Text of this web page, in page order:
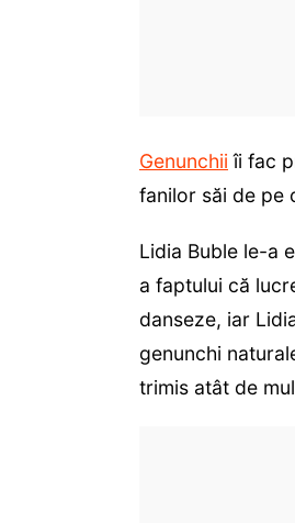
Genunchii îi fac
fanilor săi de pe
Lidia Buble le-a
a faptului că
danseze, iar
genunchi
trimis atât de